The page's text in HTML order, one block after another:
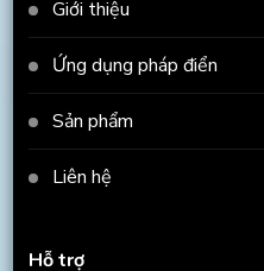
Giới thiệu
Ứng dụng pháp điển
Sản phẩm
Liên hệ
Hỗ trợ